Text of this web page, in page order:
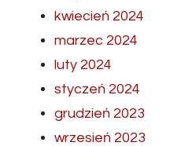
kwiecień 2024
marzec 2024
luty 2024
styczeń 2024
grudzień 2023
wrzesień 2023